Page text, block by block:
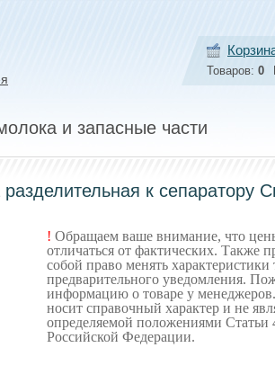
Товаров: 0
и запасные части
к сепаратору
! Обращаем ваше внимание, что
отличаться от фактических. Также
собой право менять характеристики
предварительного уведомления.
информацию о товаре у
носит справочный характер и не
определяемой положениями Статьи
Российской Федерации.